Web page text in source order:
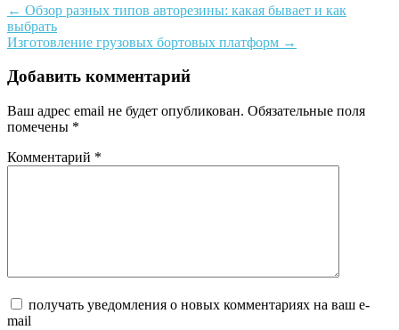
Post
navigation
← Обзор разных типов авторезины: какая бывает и как
выбрать
Изготовление грузовых бортовых платформ →
Добавить комментарий
Ваш адрес email не будет опубликован. Обязательные поля
помечены *
Комментарий *
получать уведомления о новых комментариях на ваш e-
mail